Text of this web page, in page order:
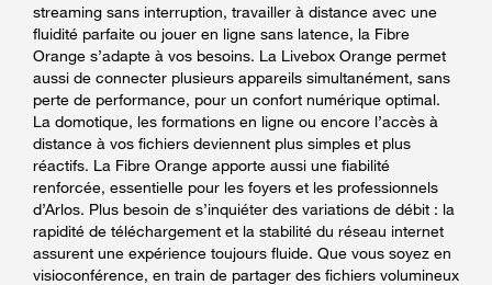
streaming sans interruption, travailler à distance avec une
fluidité parfaite ou jouer en ligne sans latence, la Fibre
Orange s’adapte à vos besoins. La Livebox Orange permet
aussi de connecter plusieurs appareils simultanément, sans
perte de performance, pour un confort numérique optimal.
La domotique, les formations en ligne ou encore l’accès à
distance à vos fichiers deviennent plus simples et plus
réactifs. La Fibre Orange apporte aussi une fiabilité
renforcée, essentielle pour les foyers et les professionnels
d’Arlos. Plus besoin de s’inquiéter des variations de débit : la
rapidité de téléchargement et la stabilité du réseau internet
assurent une expérience toujours fluide. Que vous soyez en
visioconférence, en train de partager des fichiers volumineux